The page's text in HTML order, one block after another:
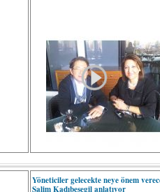
Yöneticiler gelecekte neye önem
Salim Kadıbeşegil anlatıyor